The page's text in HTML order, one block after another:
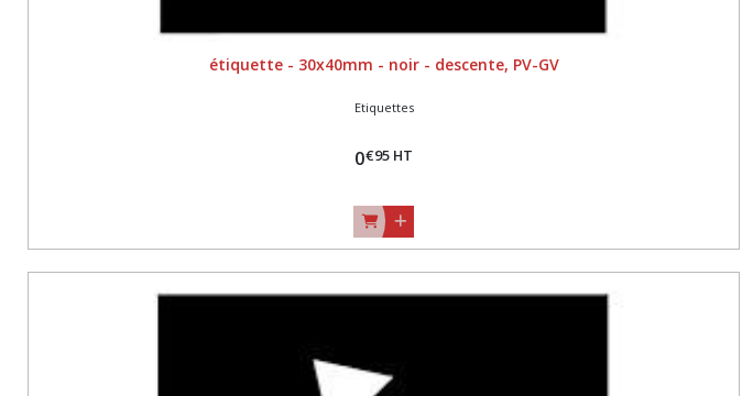
étiquette - 30x40mm - noir - descente, PV-GV
Etiquettes
0€95 HT